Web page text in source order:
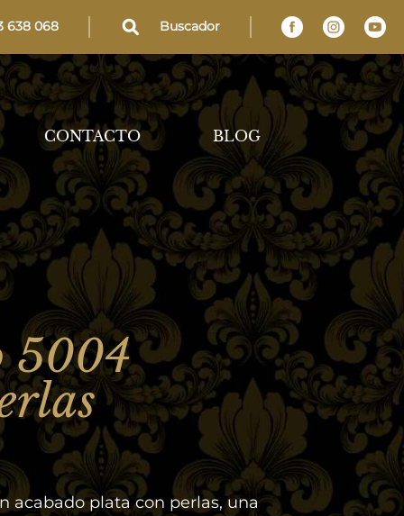
638 068 Buscador
CONTACTO BLOG
5004
acabado plata con perlas, una